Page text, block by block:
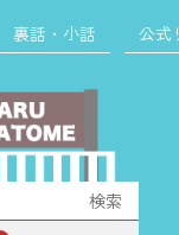
裏話・小話 公式